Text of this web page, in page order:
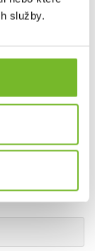
služby.
eshopu
značky